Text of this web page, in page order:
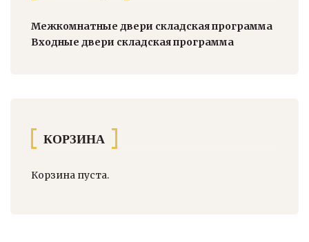
Межкомнатные двери складская программа
Входные двери складская программа
КОРЗИНА
Корзина пуста.